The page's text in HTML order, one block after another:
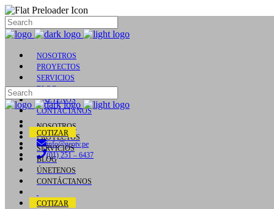
NOSOTROS
PROYECTOS
SERVICIOS
BLOG
ÚNETENOS
CONTÁCTANOS
COTIZAR
info@geotv.pe
(01) 251 – 6437
NOSOTROS
PROYECTOS
SERVICIOS
BLOG
ÚNETENOS
CONTÁCTANOS
COTIZAR